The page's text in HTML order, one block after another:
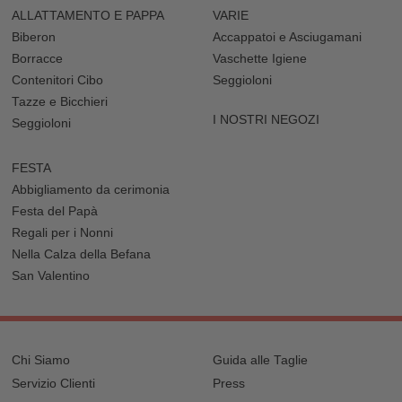
ALLATTAMENTO E PAPPA
Biberon
Borracce
Contenitori Cibo
Tazze e Bicchieri
Seggioloni
VARIE
Accappatoi e Asciugamani
Vaschette Igiene
Seggioloni
I NOSTRI NEGOZI
FESTA
Abbigliamento da cerimonia
Festa del Papà
Regali per i Nonni
Nella Calza della Befana
San Valentino
Chi Siamo
Servizio Clienti
Guida alle Taglie
Press